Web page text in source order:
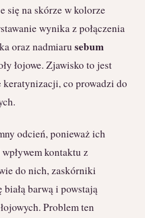
się na skórze w kolorze
wynika z połączenia
oraz nadmiaru sebum
łojowe. Zjawisko to jest
keratynizacji, co prowadzi do
odcień, ponieważ ich
kontaktu z
do nich, zaskórniki
barwą i powstają
Problem ten